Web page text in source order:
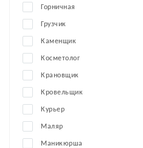
Горничная
Грузчик
Каменщик
Косметолог
Крановщик
Кровельщик
Курьер
Маляр
Маникюрша